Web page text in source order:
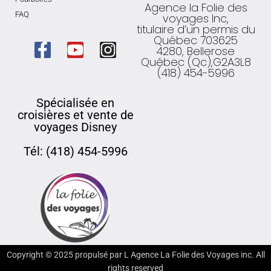
FAQ
Agence la Folie des
voyages Inc,
titulaire d’un permis du
Québec 703625
4280, Bellerose
Québec (Qc),G2A3L8
(418) 454-5996
Spécialisée en
croisières et vente de
voyages Disney
Tél: (418) 454-5996
Copyright ©2025propulsé par L Agence La Folie des Voyages inc. All
rights reserved